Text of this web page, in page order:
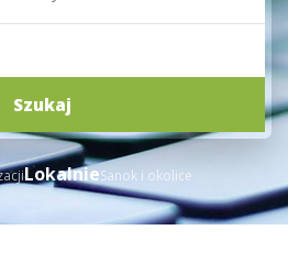
Szukaj
LokalnieSanok i okolice